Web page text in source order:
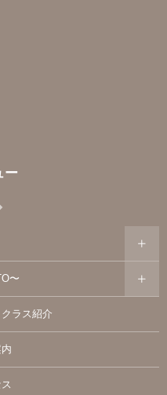
ー
〜
ラス紹介